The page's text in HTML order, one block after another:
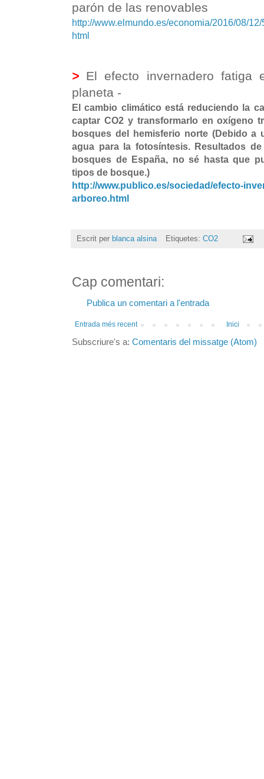
parón de las renovables
http://www.elmundo.es/economia/2016/08/
html
> El efecto invernadero fatiga
planeta -
El cambio climático está reduciendo la
captar CO2 y transformarlo en oxígeno
bosques del hemisferio norte (Debido a
agua para la fotosíntesis. Resultados
bosques de España, no sé hasta que
tipos de bosque.)
http://www.publico.es/sociedad/efecto-
arboreo.html
Escrit per blanca alsina Etiquetes: CO2
Cap comentari:
Publica un comentari a l'entrada
Entrada més recent Inici
Subscriure's a: Comentaris del missatge (Atom)